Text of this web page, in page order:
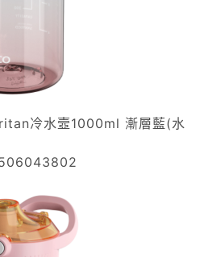
冷水壼1000ml 漸層藍(水